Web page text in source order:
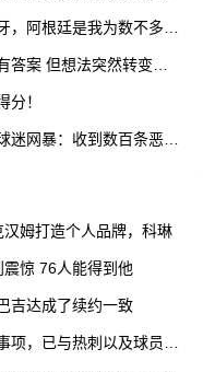
，阿根廷是我为数不多会
答案 但想法突然转变又
分！
迷网暴：收到数百条恶
姆打造个人品牌，科琳
惊 76人能得到他
吉达成了续约一致
项，已与热刺以及球员阵